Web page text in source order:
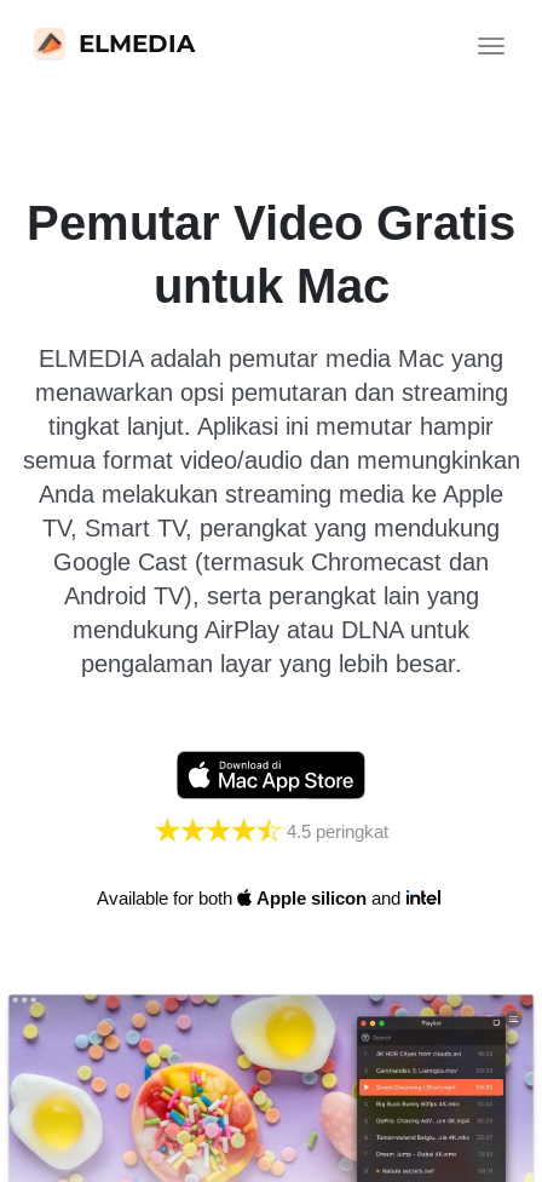
Toggle
ELMEDIA
Pemutar Video Gratis
untuk Mac
ELMEDIA adalah pemutar media Mac yang
menawarkan opsi pemutaran dan streaming
tingkat lanjut. Aplikasi ini memutar hampir
semua format video/audio dan memungkinkan
Anda melakukan streaming media ke Apple
TV, Smart TV, perangkat yang mendukung
Google Cast (termasuk Chromecast dan
Android TV), serta perangkat lain yang
mendukung AirPlay atau DLNA untuk
pengalaman layar yang lebih besar.
4.5peringkat
Available for both Apple siliconand